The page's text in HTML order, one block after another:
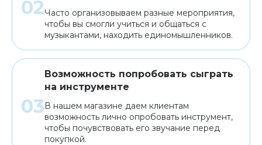
Часто организовываем разные мероприятия,
чтобы вы смогли учиться и общаться с
музыкантами, находить единомышленников.
Возможность попробовать сыграть
на инструменте
В нашем магазине даем клиентам
возможность лично опробовать инструмент,
чтобы почувствовать его звучание перед
покупкой.